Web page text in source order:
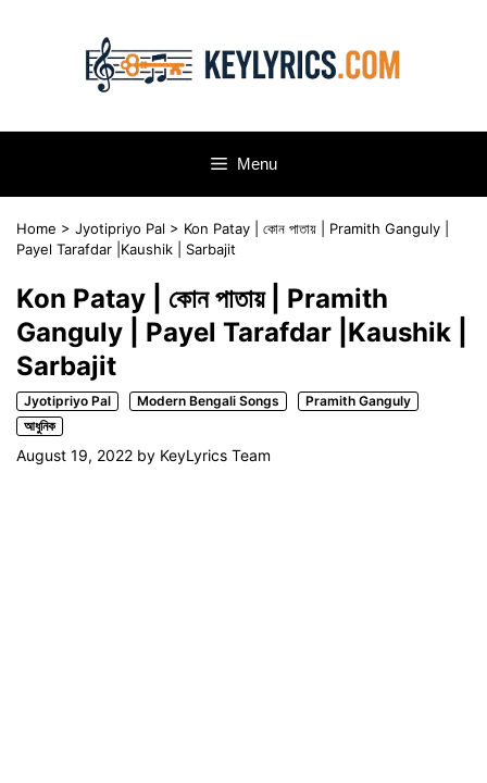
Menu
Home > Jyotipriyo Pal > Kon Patay | কোন পাতায় | Pramith Ganguly |
Payel Tarafdar |Kaushik | Sarbajit
Kon Patay | কোন পাতায় | Pramith
Ganguly | Payel Tarafdar |Kaushik |
Sarbajit
Jyotipriyo Pal Modern Bengali Songs
Pramith Ganguly
আধুনিক
August 19, 2022 by KeyLyrics Team